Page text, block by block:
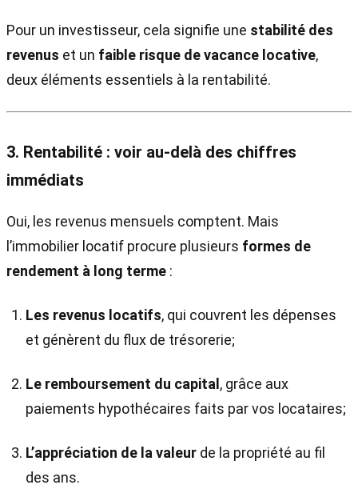
Pour un investisseur, cela signifie une stabilité des
revenus et un faible risque de vacance locative,
deux éléments essentiels à la rentabilité.
3. Rentabilité : voir au-delà des chiffres
immédiats
Oui, les revenus mensuels comptent. Mais
l’immobilier locatif procure plusieurs formes de
rendement à long terme :
Les revenus locatifs, qui couvrent les dépenses
et génèrent du flux de trésorerie;
Le remboursement du capital , grâce aux
paiements hypothécaires faits par vos locataires;
L’appréciation de la valeur de la propriété au fil
des ans.